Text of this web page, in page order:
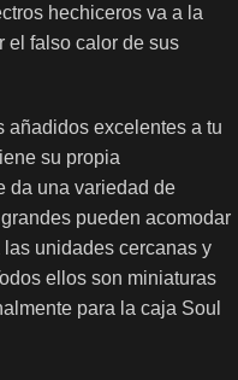
hechiceros va a la
el falso calor de sus
añadidos excelentes a tu
su propia
da una variedad de
pueden acomodar
unidades cercanas y
ellos son miniaturas
para la caja Soul